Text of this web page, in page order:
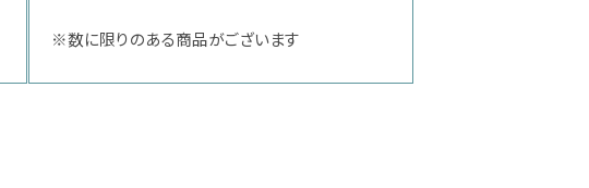
※数に限りのある商品がございます